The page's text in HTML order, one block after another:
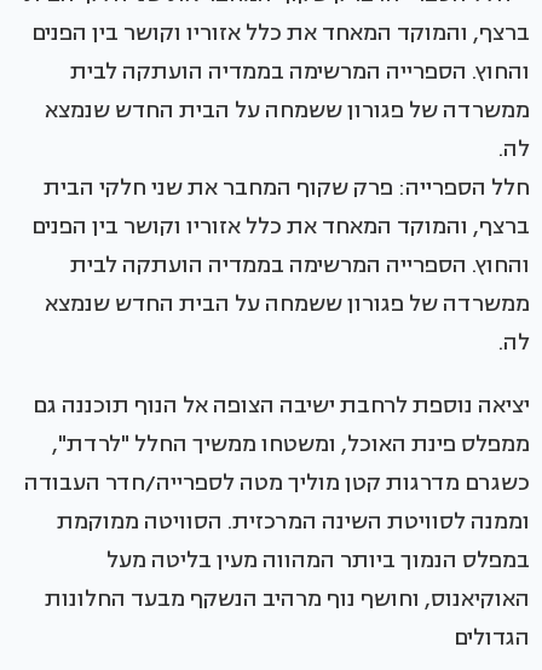
חלל הספרייה: פרק שקוף המחבר את שני חלקי הבית
ברצף, והמוקד המאחד את כלל אזוריו וקושר בין הפנים
והחוץ. הספרייה המרשימה בממדיה הועתקה לבית
ממשרדה של פגורון ששמחה על הבית החדש שנמצא
לה.
יציאה נוספת לרחבת ישיבה הצופה אל הנוף תוכננה גם
ממפלס פינת האוכל, ומשטחו ממשיך החלל "לרדת",
כשגרם מדרגות קטן מוליך מטה לספרייה/חדר העבודה
וממנה לסוויטת השינה המרכזית. הסוויטה ממוקמת
במפלס הנמוך ביותר המהווה מעין בליטה מעל
האוקיאנוס, וחושף נוף מרהיב הנשקף מבעד החלונות
הגדולים